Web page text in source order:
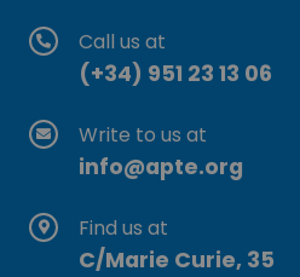
Call us at
(+34) 951 23 13 06
Write to us at
info@apte.org
Find us at
C/Marie Curie, 35